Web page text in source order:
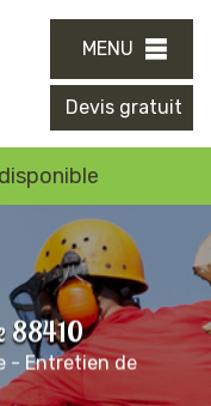
MENU
Devis gratuit
88410
- Entretien de